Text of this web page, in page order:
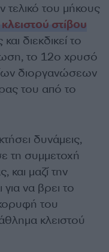
τελικό του μήκους
στίβου
διεκδικεί το
το 12ο χρυσό
διοργανώσεων
του από το
δυνάμεις,
τη συμμετοχή
και μαζί την
να βρει το
του
κλειστού